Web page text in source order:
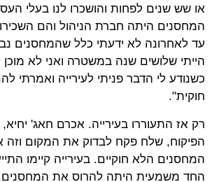
או שש שנים לפחות והושכרו לנו בעלי
המחסנים היתה חברת הניהול והם
עד לאחרונה לא ידעתי כלל שהמחסנים
הייתי שלושים שנה במשטרה ואני לא
כשנודע לי הדבר פניתי לעירייה ואמרתי
חוקית".
רק אז התעוררו בעירייה. אכרם חאג'
הפיקוח, שלח פקח לבדוק את המקום וזה
המחסנים הלא חוקיים. בעירייה קיימו
החד משמעית היתה להרוס את המחסנים.